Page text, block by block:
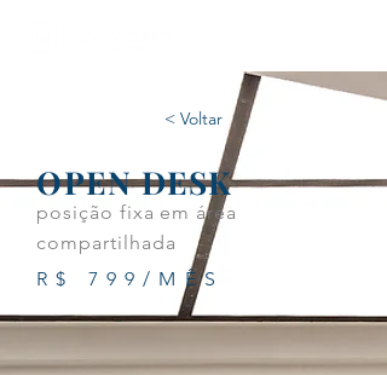
< Voltar
OPEN DESK
posição fixa em área
compartilhada
R$ 799/MÊS